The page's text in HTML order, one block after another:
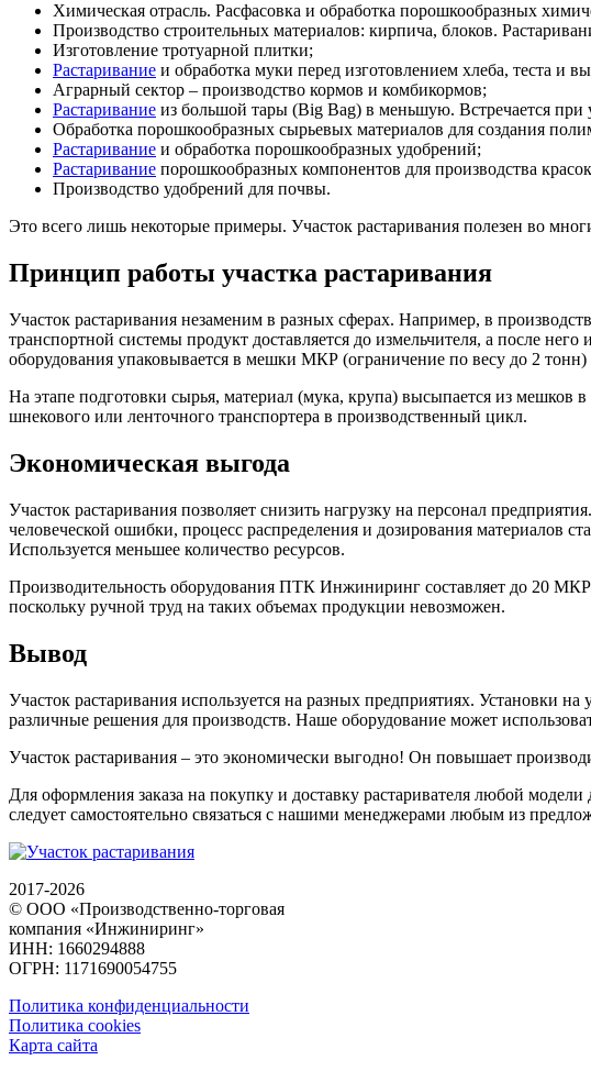
Химическая отрасль. Расфасовка и обработка порошкообразных
Производство строительных материалов: кирпича, блоков.
Изготовление тротуарной плитки;
Растаривание и обработка муки перед изготовлением хлеба, теста и
Аграрный сектор – производство кормов и комбикормов;
Растаривание из большой тары (Big Bag) в меньшую. Встречается при
Обработка порошкообразных сырьевых материалов для создания
Растаривание и обработка порошкообразных удобрений;
Растаривание порошкообразных компонентов для производства
Производство удобрений для почвы.
Это всего лишь некоторые примеры. Участок растаривания полезен во
Принцип работы участка растаривания
Участок растаривания незаменим в разных сферах. Например, в
транспортной системы продукт доставляется до измельчителя, а после
оборудования упаковывается в мешки МКР (ограничение по весу до 2
На этапе подготовки сырья, материал (мука, крупа) высыпается из
шнекового или ленточного транспортера в производственный цикл.
Экономическая выгода
Участок растаривания позволяет снизить нагрузку на персонал
человеческой ошибки, процесс распределения и дозирования материалов
Используется меньшее количество ресурсов.
Производительность оборудования ПТК Инжиниринг составляет до 20
поскольку ручной труд на таких объемах продукции невозможен.
Вывод
Участок растаривания используется на разных предприятиях. Установки
различные решения для производств. Наше оборудование может
Участок растаривания – это экономически выгодно! Он повышает
Для оформления заказа на покупку и доставку растаривателя любой
следует самостоятельно связаться с нашими менеджерами любым из
2017-2026
© ООО «Производственно-торговая
компания «Инжиниринг»
ИНН: 1660294888
ОГРН: 1171690054755
Политика конфиденциальности
Политика cookies
Карта сайта